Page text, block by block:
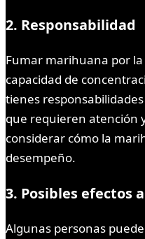
2. Responsabilidad
Fumar marihuana por
capacidad de
tienes
que requieren atención
considerar cómo la
desempeño.
3. Posibles efectos
Algunas personas